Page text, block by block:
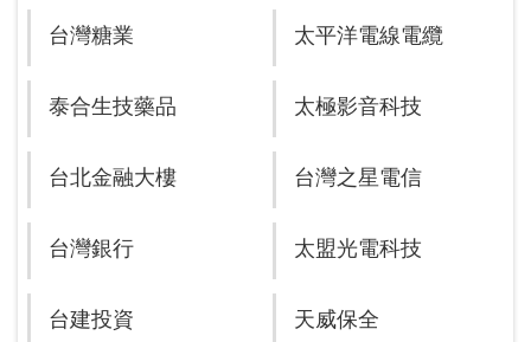
台灣糖業 太平洋電線電纜
泰合生技藥品 太極影音科技
台北金融大樓 台灣之星電信
台灣銀行 太盟光電科技
台建投資 天威保全